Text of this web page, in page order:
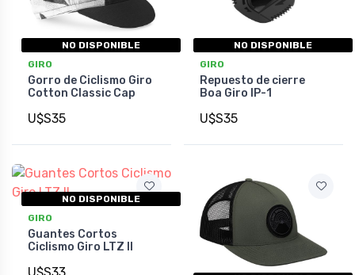
NO DISPONIBLE
GIRO
Gorro de Ciclismo Giro
Cotton Classic Cap
U$S35
NO DISPONIBLE
GIRO
Repuesto de cierre
Boa Giro IP-1
U$S35
NO DISPONIBLE
GIRO
Guantes Cortos
Ciclismo Giro LTZ II